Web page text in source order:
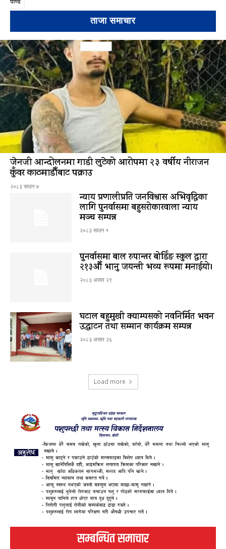
पाण्डे
ताजा समाचार
जेनजी आन्दोलनमा गाडी लुटेको आरोपमा २३ वर्षीय नीराजन
कुँवर काठमाडौँबाट पक्राउ
२०८३ साउन ७
न्याय प्रणालीप्रति जनविश्वास अभिवृद्धिका
लागि पुनर्वासमा बहुसरोकारवाला न्याय
मञ्च सम्पन्न
२०८३ साउन १
पुनर्वासमा बाल रुपान्तर बोर्डिङ स्कुल द्धारा
२१३औँ भानु जयन्ती भव्य रूपमा मनाईयो।
२०८३ असार २९
घटाल बहुमुखी क्याम्पसको नवनिर्मित भवन
उद्घाटन तथा सम्मान कार्यक्रम सम्पन्न
२०८३ असार २६
Load more
सम्बन्धित समाचार